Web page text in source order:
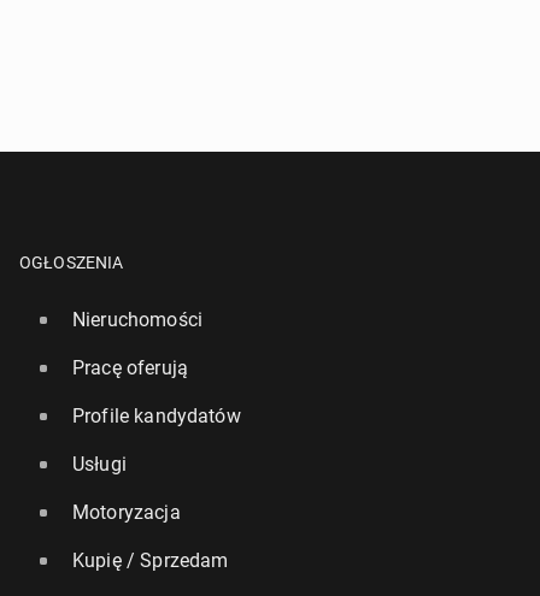
OGŁOSZENIA
Nieruchomości
Pracę oferują
Profile kandydatów
Usługi
Motoryzacja
Kupię / Sprzedam